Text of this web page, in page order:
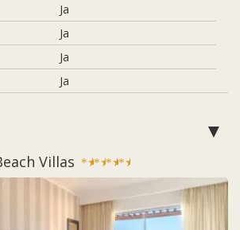
Ja
Ja
Ja
Ja
Villas ★★★★